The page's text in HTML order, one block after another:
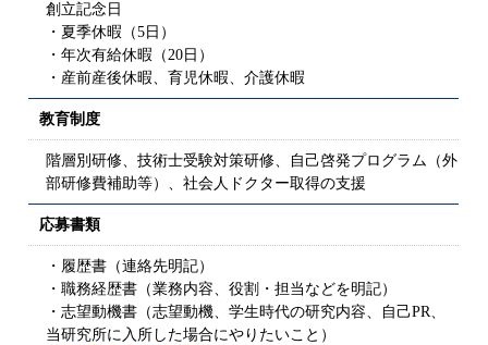
創立記念日
・夏季休暇（5日）
・年次有給休暇（20日）
・産前産後休暇、育児休暇、介護休暇
教育制度
階層別研修、技術士受験対策研修、自己啓発プログラム（外
部研修費補助等）、社会人ドクター取得の支援
応募書類
・履歴書（連絡先明記）
・職務経歴書（業務内容、役割・担当などを明記）
・志望動機書（志望動機、学生時代の研究内容、自己PR、
当研究所に入所した場合にやりたいこと）